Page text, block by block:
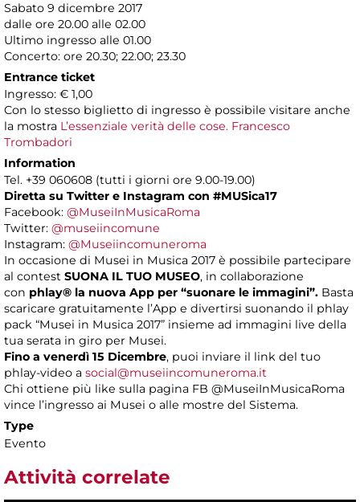
Sabato 9 dicembre 2017
dalle ore 20.00 alle 02.00
Ultimo ingresso alle 01.00
Concerto: ore 20.30; 22.00; 23.30
Entrance ticket
Ingresso: € 1,00
Con lo stesso biglietto di ingresso è possibile visitare anche
la mostra L’essenziale verità delle cose. Francesco
Trombadori
Information
Tel. +39 060608 (tutti i giorni ore 9.00-19.00)
Diretta su Twitter e Instagram con #MUSica17
Facebook: @MuseiInMusicaRoma
Twitter: @museiincomune
Instagram: @Museiincomuneroma
In occasione di Musei in Musica 2017 è possibile partecipare
al contest SUONA IL TUO MUSEO, in collaborazione
con phlay® la nuova App per “suonare le immagini”. Basta
scaricare gratuitamente l’App e divertirsi suonando il phlay
pack “Musei in Musica 2017” insieme ad immagini live della
tua serata in giro per Musei.
Fino a venerdì 15 Dicembre, puoi inviare il link del tuo
phlay-video a social@museiincomuneroma.it
Chi ottiene più like sulla pagina FB @MuseiInMusicaRoma
vince l’ingresso ai Musei o alle mostre del Sistema.
Type
Evento
Attività correlate